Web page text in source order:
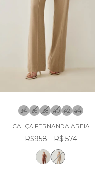
34 36 38 40 42 44
CALÇA FERNANDA AREIA
R$958 R$ 574